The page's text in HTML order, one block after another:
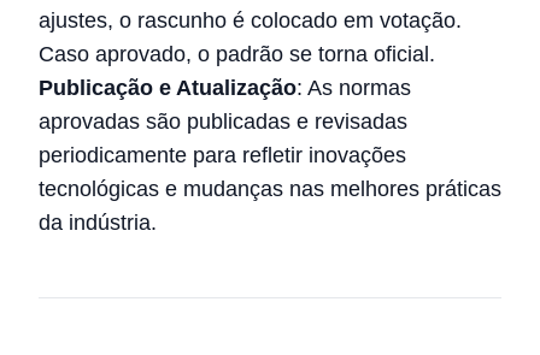
ajustes, o rascunho é colocado em votação.
Caso aprovado, o padrão se torna oficial.
Publicação e Atualização: As normas
aprovadas são publicadas e revisadas
periodicamente para refletir inovações
tecnológicas e mudanças nas melhores práticas
da indústria.